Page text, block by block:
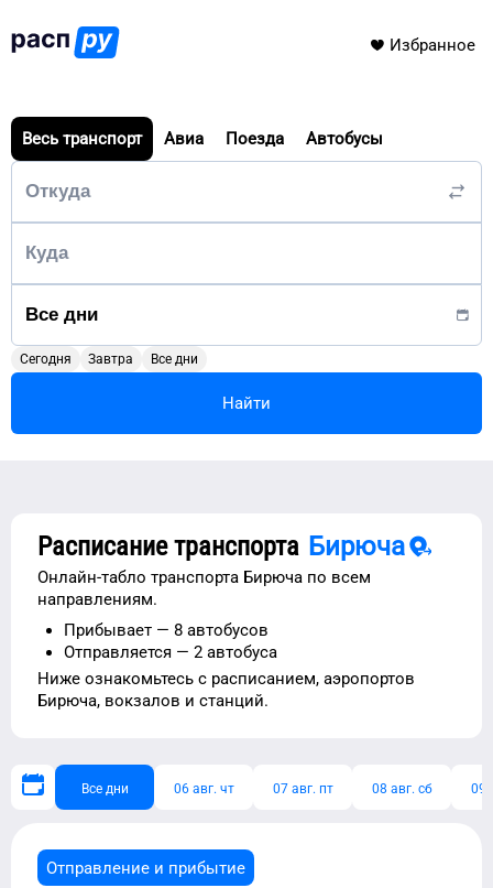
Избранное
Весь транспорт Авиа Поезда Автобусы
Сегодня Завтра Все дни
Найти
Расписание транспорта Бирюча
Онлайн-табло транспорта Бирюча по всем
направлениям.
Прибывает — 8 автобусов
Отправляется — 2 автобуса
Ниже ознакомьтесь с расписанием, аэропортов
Бирюча, вокзалов и станций.
Все дни 06 авг. чт 07 авг. пт 08 авг. сб 09
Отправление и прибытие